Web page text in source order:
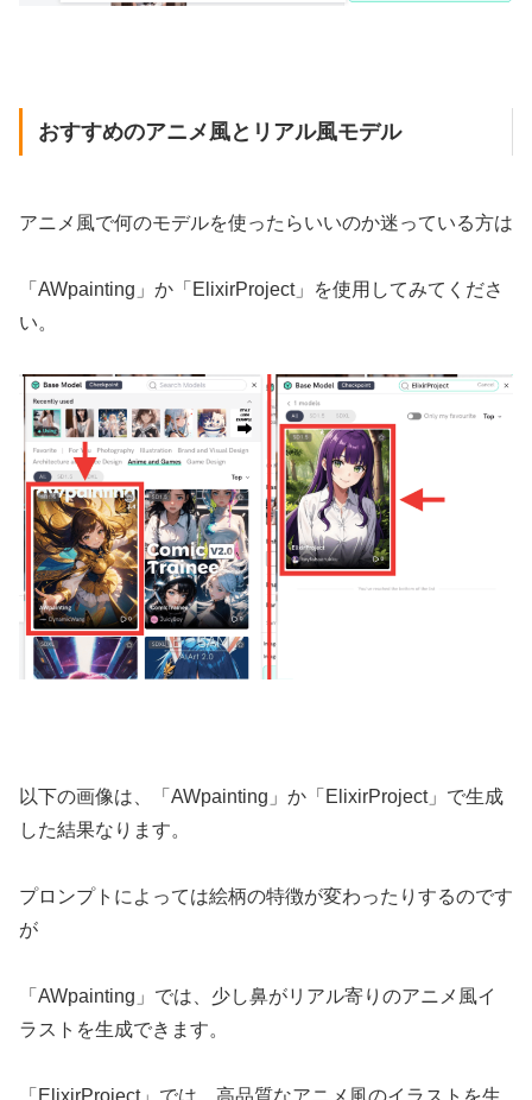
おすすめのアニメ風とリアル風モデル
アニメ風で何のモデルを使ったらいいのか迷っている方は
「AWpainting」か「ElixirProject」を使用してみてくださ
い。
以下の画像は、「AWpainting」か「ElixirProject」で生成
した結果なります。
プロンプトによっては絵柄の特徴が変わったりするのです
が
「AWpainting」では、少し鼻がリアル寄りのアニメ風イ
ラストを生成できます。
「ElixirProject」では、高品質なアニメ風のイラストを生